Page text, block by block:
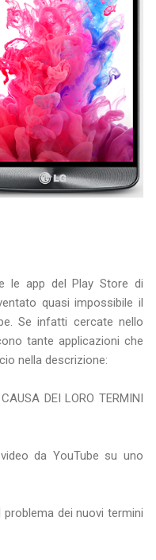
le app del Play Store di
quasi impossibile il
Se infatti cercate nello
tante applicazioni che
nella descrizione:
DEI LORO TERMINI
da YouTube su uno
dei nuovi termini